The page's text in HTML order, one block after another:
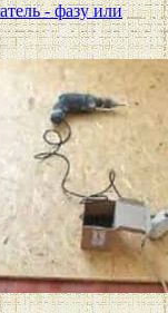
- фазу или